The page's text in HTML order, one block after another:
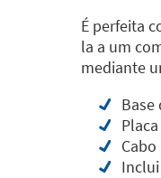
É perfeita
la a um
mediante
Base